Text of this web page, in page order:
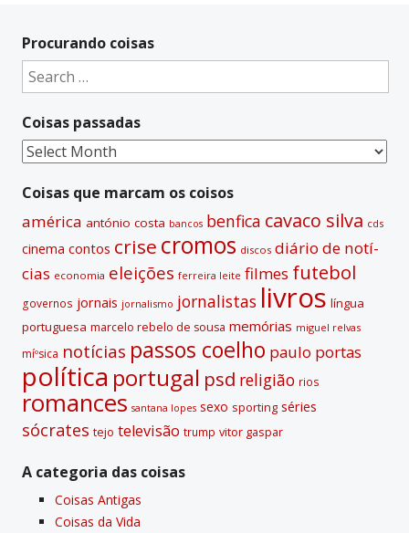
Procurando coisas
Search
for:
Coisas passadas
Coisas
Coisas que marcam os coisos
américa antónio costa bancos benfica cavaco silva cds
cinema contos crise cromos discos diário de notí­
cias economia eleições ferreira leite filmes futebol
governos jornais jornalismo jornalistas livros lí­ngua
portuguesa marcelo rebelo de sousa memórias miguel relvas
míºsica notí­cias passos coelho paulo portas
polí­tica portugal psd religião rios
romances santana lopes sexo sporting séries
sócrates tejo televisão trump vitor gaspar
A categoria das coisas
Coisas Antigas
Coisas da Vida